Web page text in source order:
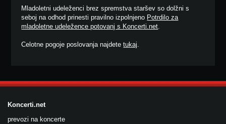
Mladoletni udeleženci brez spremstva staršev so dolžni s
seboj na odhod prinesti pravilno izpolnjeno Potrdilo za
mladoletne udeležence potovanj s Koncerti.net.
Celotne pogoje poslovanja najdetetukaj.
Koncerti.net
prevozi na koncerte